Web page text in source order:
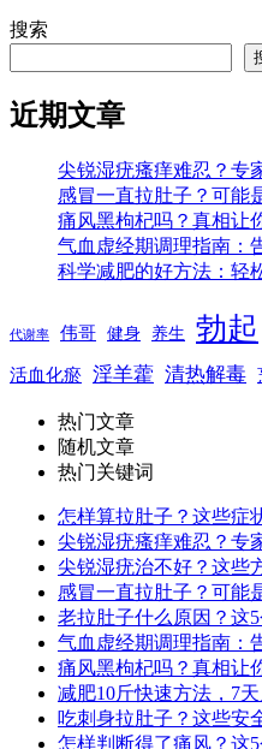
搜索
近期文章
尖锐湿疣瘙痒难忍？专
感冒一直拉肚子？可能
痛风黑枸杞吗？真相让
气血虚经期调理指南：
科学减肥的好方法：轻
代谢率 伟哥 健身 养生 勃起
活血化瘀 淫羊藿 清热解毒
热门文章
随机文章
热门关键词
怎样算拉肚子？这些症
尖锐湿疣瘙痒难忍？专
尖锐湿疣治不好？这些
感冒一直拉肚子？可能
老拉肚子什么原因？这
气血虚经期调理指南：
痛风黑枸杞吗？真相让
减肥10斤快速方法，7天
吃刺身拉肚子？这些安
怎样判断得了痛风？这